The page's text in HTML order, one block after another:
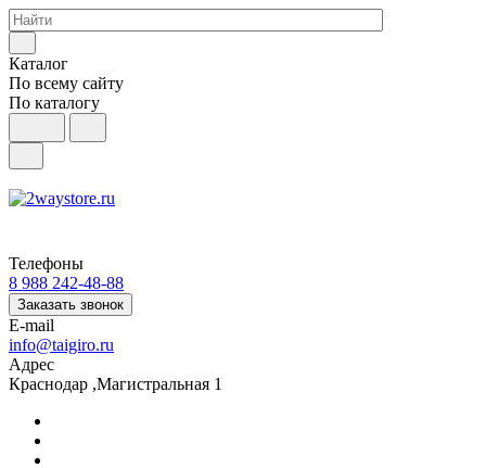
Каталог
По всему сайту
По каталогу
Телефоны
8 988 242-48-88
Заказать звонок
E-mail
info@taigiro.ru
Адрес
Краснодар ,Магистральная 1